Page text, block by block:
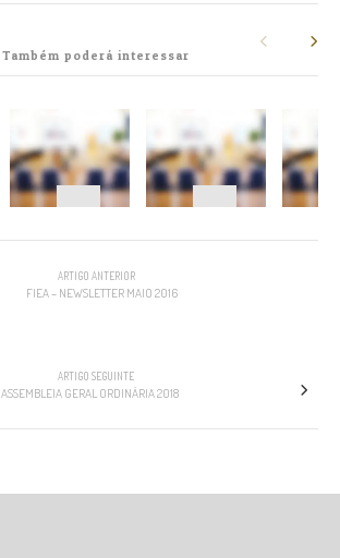
Também poderá interessar
ARTIGO ANTERIOR
FIEA – NEWSLETTER MAIO 2016
ARTIGO SEGUINTE
ASSEMBLEIA GERAL ORDINÁRIA 2018